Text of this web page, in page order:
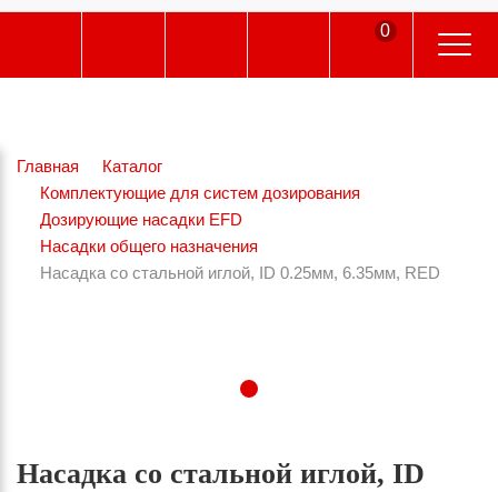
0
Главная
Каталог
Комплектующие для систем дозирования
Дозирующие насадки EFD
Насадки общего назначения
Насадка со стальной иглой, ID 0.25мм, 6.35мм, RED
Насадка со стальной иглой, ID